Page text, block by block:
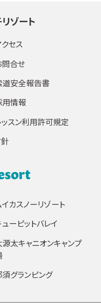
ゾート
ッスン利用許可規定
セス
問合せ
道安全報告書
用情報
カスノーリゾート
ーピットバレイ
源太キャニオンキャンプ
グランピング